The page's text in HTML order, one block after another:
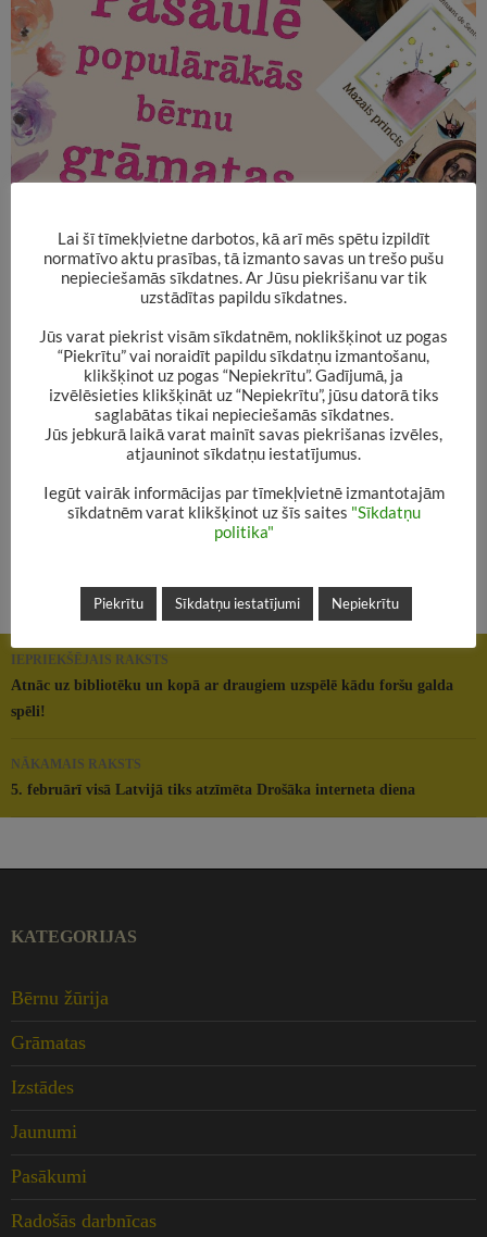
klubiņa”prāta treniņš šoreiz notiks 24.janvārī
plkst. 14.00.
Šoreiz “palauzīsim prātus” par to, kuras ir pasaulē
zini, vai ne – atnāc! Un noteikti paņem līdzi arī
draugus – kopā jautrāk!
Rakstu
navigācija
IEPRIEKŠĒJAIS RAKSTS
Atnāc uz bibliotēku un kopā ar draugiem uzspēlē kādu foršu galda
spēli!
NĀKAMAIS RAKSTS
5. februārī visā Latvijā tiks atzīmēta Drošāka interneta diena
KATEGORIJAS
Bērnu žūrija
Grāmatas
Izstādes
Jaunumi
Pasākumi
Radošās darbnīcas
Lai šī tīmekļvietne darbotos, kā arī mēs spētu izpildīt
normatīvo aktu prasības, tā izmanto savas un trešo pušu
nepieciešamās sīkdatnes. Ar Jūsu piekrišanu var tik
uzstādītas papildu sīkdatnes.
Jūs varat piekrist visām sīkdatnēm, noklikšķinot uz pogas
“Piekrītu” vai noraidīt papildu sīkdatņu izmantošanu,
klikšķinot uz pogas “Nepiekrītu”. Gadījumā, ja
izvēlēsieties klikšķināt uz “Nepiekrītu”, jūsu datorā tiks
saglabātas tikai nepieciešamās sīkdatnes.
Jūs jebkurā laikā varat mainīt savas piekrišanas izvēles,
atjauninot sīkdatņu iestatījumus.
Iegūt vairāk informācijas par tīmekļvietnē izmantotajām
sīkdatnēm varat klikšķinot uz šīs saites "Sīkdatņu
politika"
Piekrītu Sīkdatņu iestatījumi Nepiekrītu